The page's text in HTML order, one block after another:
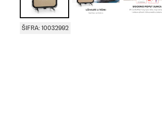
ŠIFRA: 10032992